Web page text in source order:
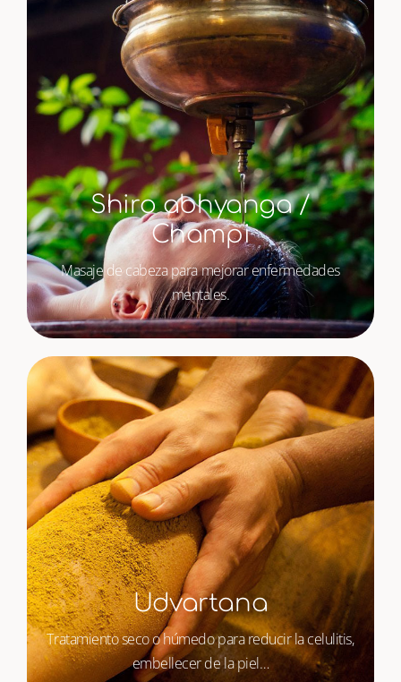
Shiro abhyanga /
Champi
Masaje de cabeza para mejorar enfermedades
mentales.
Udvartana
Tratamiento seco o húmedo para reducir la celulitis,
embellecer de la piel…